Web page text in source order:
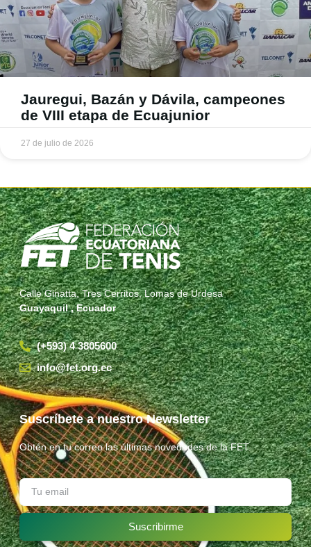
Jauregui, Bazán y Dávila, campeones
de VIII etapa de Ecuajunior
27 de julio de 2026
Calle Ginatta, Tres Cerritos, Lomas de Urdesa
Guayaquil , Ecuador
(+593) 4 3805600
info@fet.org.ec
Suscríbete a nuestro Newsletter
Obtén en tu correo las últimas novedades de la FET.
Suscribirme